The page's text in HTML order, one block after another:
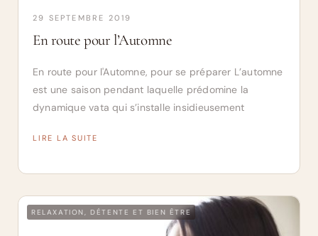
29 SEPTEMBRE 2019
En route pour l’Automne
En route pour l'Automne, pour se préparer L’automne
est une saison pendant laquelle prédomine la
dynamique vata qui s’installe insidieusement
LIRE LA SUITE
RELAXATION, DÉTENTE ET BIEN ÊTRE